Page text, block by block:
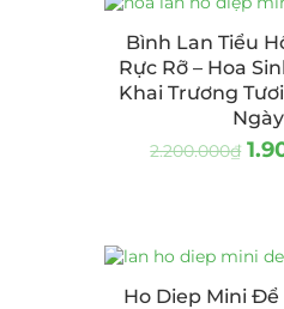
Bình Lan Tiểu
Rực Rỡ – Hoa
Khai Trương
Ngày
2.200.000₫
Ho Diep Mini Để